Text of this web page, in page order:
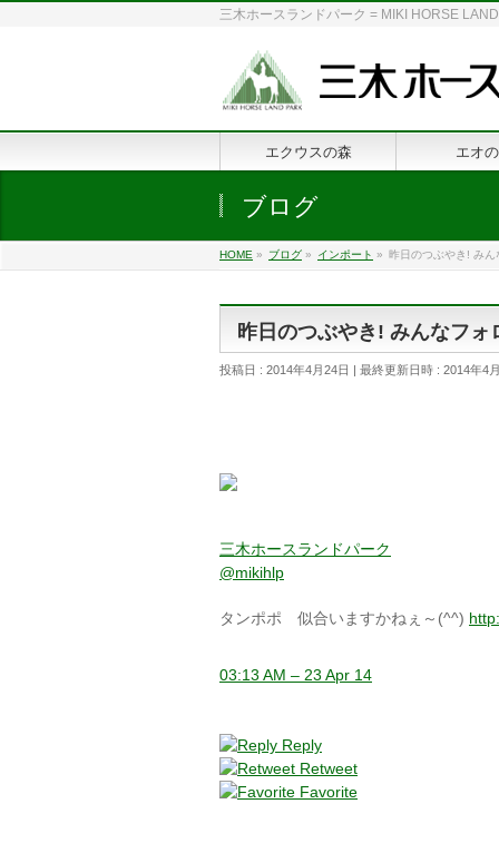
三木ホースランドパーク = MIKI HORSE
エクウスの森 エオ
ブログ
HOME » ブログ » インポート » 昨日のつぶやき! みん
昨日のつぶやき! みんなフォ
投稿日 : 2014年4月24日 最終更新日時 : 2014年4
三木ホースランドパーク
@mikihlp
タンポポ 似合いますかねぇ～(^^)
03:13 AM – 23 Apr 14
Reply
Retweet
Favorite